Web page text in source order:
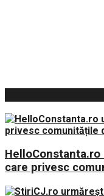
care privesc